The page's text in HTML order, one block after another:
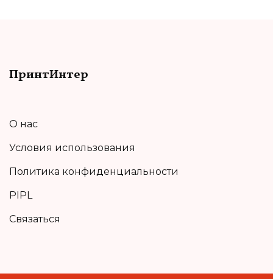
ПринтИнтер
О нас
Условия использования
Политика конфиденциальности
PIPL
Связаться